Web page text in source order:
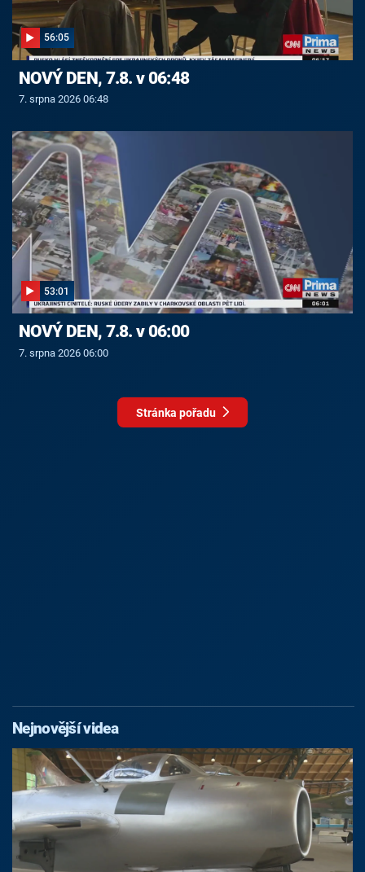
56:05
NOVÝ DEN, 7.8. v 06:48
7. srpna 2026 06:48
53:01
NOVÝ DEN, 7.8. v 06:00
7. srpna 2026 06:00
Stránka pořadu
Nejnovější videa